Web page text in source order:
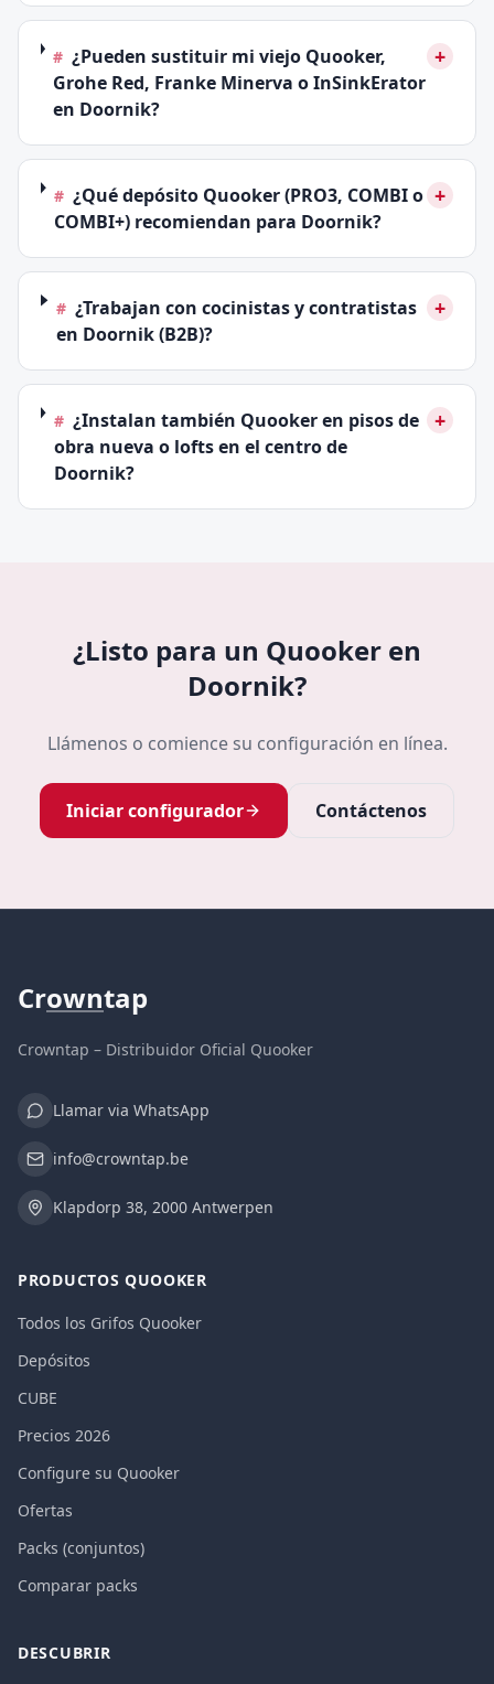
# ¿Pueden sustituir mi viejo Quooker,
Grohe Red, Franke Minerva o InSinkErator
en Doornik?
+
# ¿Qué depósito Quooker (PRO3, COMBI o
COMBI+) recomiendan para Doornik?
+
# ¿Trabajan con cocinistas y contratistas
en Doornik (B2B)?
+
# ¿Instalan también Quooker en pisos de
obra nueva o lofts en el centro de
Doornik?
+
¿Listo para un Quooker en
Doornik?
Llámenos o comience su configuración en línea.
Iniciar configurador Contáctenos
Crowntap
Crowntap – Distribuidor Oficial Quooker
Llamar via WhatsApp
info@crowntap.be
Klapdorp 38, 2000 Antwerpen
PRODUCTOS QUOOKER
Todos los Grifos Quooker
Depósitos
CUBE
Precios 2026
Configure su Quooker
Ofertas
Packs (conjuntos)
Comparar packs
DESCUBRIR